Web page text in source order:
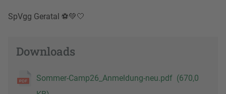
SpVgg Geratal ⚽💚🤍
Downloads
Sommer-Camp26_Anmeldung-neu.pdf (670,0